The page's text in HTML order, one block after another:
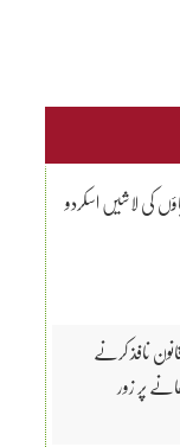
مزید 5 کوہ پیماؤں کی لاشیں اسکردو
قانون نافذ کرنے
پر زور